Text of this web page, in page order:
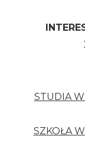
STUDIA
SZKOŁA